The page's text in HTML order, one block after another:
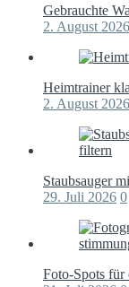
Gebrauchte
2. August 2026
Heimtrainer
2. August 2026
Staubsauger
29. Juli 2026 0
Foto-Spots für